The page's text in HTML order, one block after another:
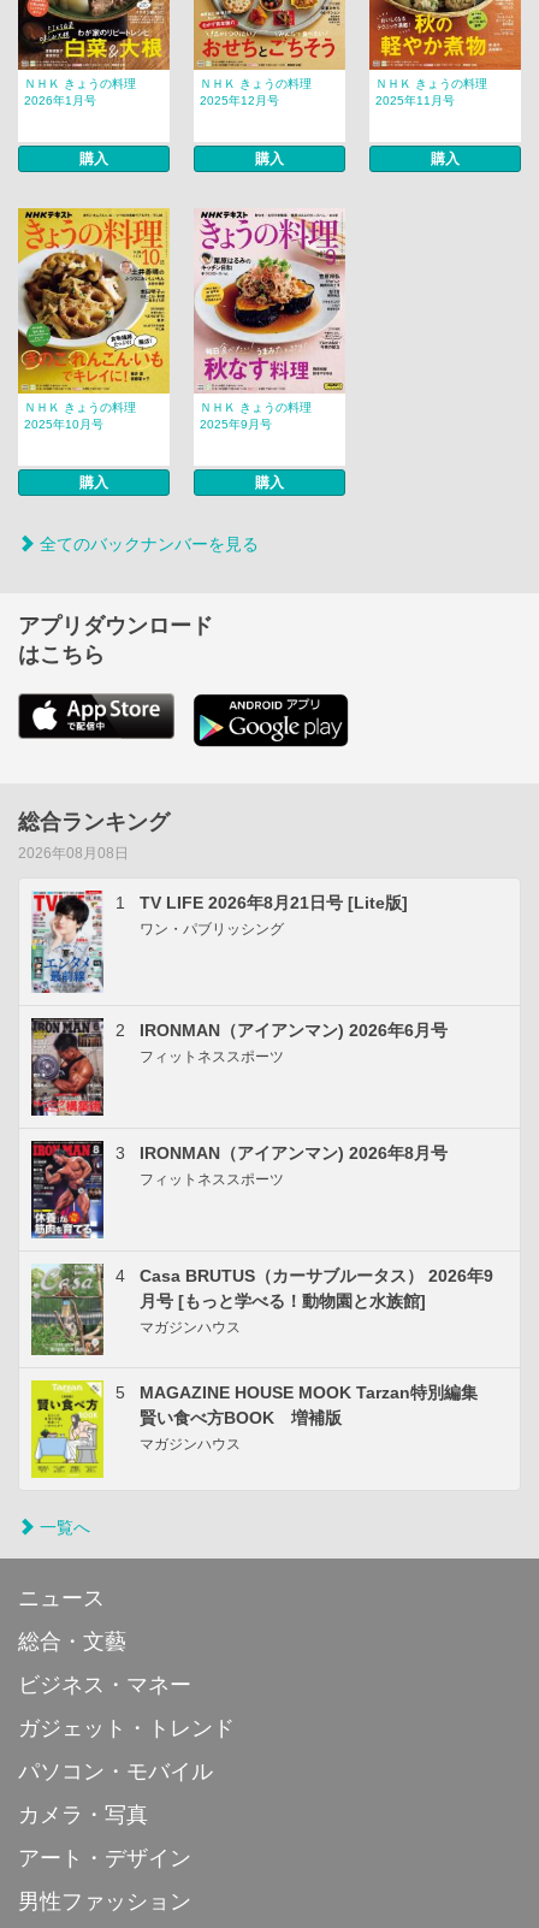
ＮＨＫ きょうの料理
2026年1月号
購入
ＮＨＫ きょうの料理
2025年12月号
購入
ＮＨＫ きょうの料理
2025年11月号
購入
ＮＨＫ きょうの料理
2025年10月号
購入
ＮＨＫ きょうの料理
2025年9月号
購入
全てのバックナンバーを見る
アプリダウンロード
はこちら
総合ランキング
2026年08月08日
1 TV LIFE 2026年8月21日号 [Lite版]
ワン・パブリッシング
2 IRONMAN（アイアンマン) 2026年6月号
フィットネススポーツ
3 IRONMAN（アイアンマン) 2026年8月号
フィットネススポーツ
4
Casa BRUTUS（カーサブルータス） 2026年9
月号 [もっと学べる！動物園と水族館]
マガジンハウス
5
MAGAZINE HOUSE MOOK Tarzan特別編集
賢い食べ方BOOK 増補版
マガジンハウス
一覧へ
ニュース
総合・文藝
ビジネス・マネー
ガジェット・トレンド
パソコン・モバイル
カメラ・写真
アート・デザイン
男性ファッション